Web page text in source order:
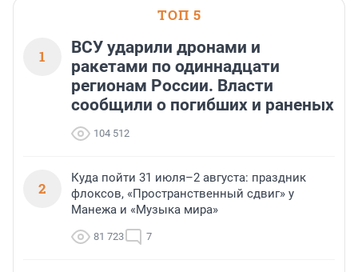
ТОП 5
1
ВСУ ударили дронами и
ракетами по одиннадцати
регионам России. Власти
сообщили о погибших и раненых
104 512
2
Куда пойти 31 июля–2 августа: праздник
флоксов, «Пространственный сдвиг» у
Манежа и «Музыка мира»
81 723 7